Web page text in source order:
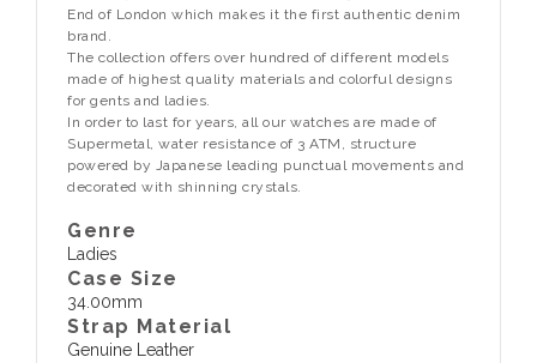
End of London which makes it the first authentic denim
brand.
The collection offers over hundred of different models
made of highest quality materials and colorful designs
for gents and ladies.
In order to last for years, all our watches are made of
Supermetal, water resistance of 3 ATM, structure
powered by Japanese leading punctual movements and
decorated with shinning crystals.
Genre
Ladies
Case Size
34.00mm
Strap Material
Genuine Leather